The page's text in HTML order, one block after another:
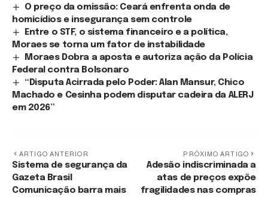
O preço da omissão: Ceará enfrenta onda de
homicídios e insegurança sem controle
Entre o STF, o sistema financeiro e a política,
Moraes se torna um fator de instabilidade
Moraes Dobra a aposta e autoriza ação da Polícia
Federal contra Bolsonaro
“Disputa Acirrada pelo Poder: Alan Mansur, Chico
Machado e Cesinha podem disputar cadeira da ALERJ
em 2026”
ARTIGO ANTERIOR
Sistema de segurança da
Gazeta Brasil
Comunicação barra mais
PRÓXIMO ARTIGO
Adesão indiscriminada a
atas de preços expõe
fragilidades nas compras